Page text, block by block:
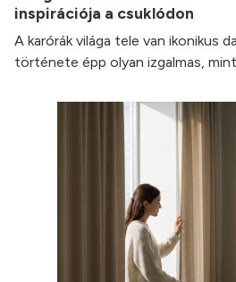
inspirációja a csuklódon
A karórák világa tele van ikonikus
története épp olyan izgalmas, mint